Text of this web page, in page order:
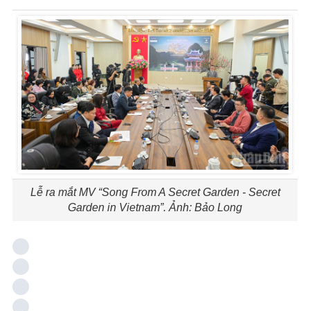
Lễ ra mắt MV “Song From A Secret Garden - Secret
Garden in Vietnam”. Ảnh: Bảo Long